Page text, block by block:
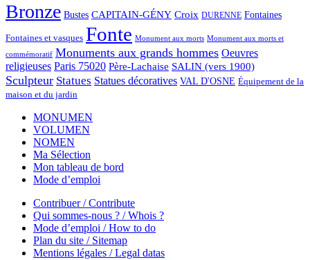
Bronze Bustes CAPITAIN-GÉNY Croix DURENNE Fontaines
Fontaines et vasques Fonte Monument aux morts Monument aux morts et
commémoratif Monuments aux grands hommes Oeuvres
religieuses Paris 75020 Père-Lachaise SALIN (vers 1900)
Sculpteur Statues Statues décoratives VAL D'OSNE Équipement de la
maison et du jardin
MONUMEN
VOLUMEN
NOMEN
Ma Sélection
Mon tableau de bord
Mode d’emploi
Contribuer / Contribute
Qui sommes-nous ? / Whois ?
Mode d’emploi / How to do
Plan du site / Sitemap
Mentions légales / Legal datas